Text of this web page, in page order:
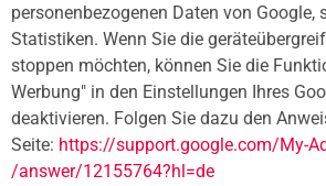
personenbezogenen Daten von Google,
Statistiken. Wenn Sie die
stoppen möchten, können Sie die
Werbung" in den Einstellungen Ihres
deaktivieren. Folgen Sie dazu den
Seite: https://support.google.com/My-
/answer/12155764?hl=de